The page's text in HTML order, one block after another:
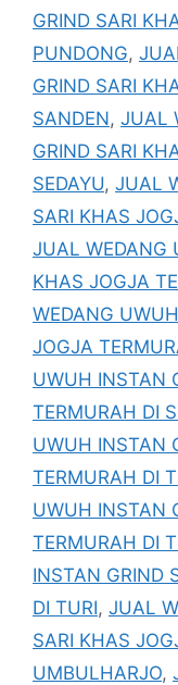
GRIND SARI
PUNDONG,
GRIND SARI
SANDEN, JUAL
GRIND SARI
SEDAYU, JUAL
SARI KHAS
JUAL WEDANG
KHAS JOGJA
WEDANG
JOGJA
UWUH INSTAN
TERMURAH DI
UWUH INSTAN
TERMURAH DI
UWUH INSTAN
TERMURAH DI
INSTAN GRIND
DI TURI, JUAL
SARI KHAS
UMBULHARJO,